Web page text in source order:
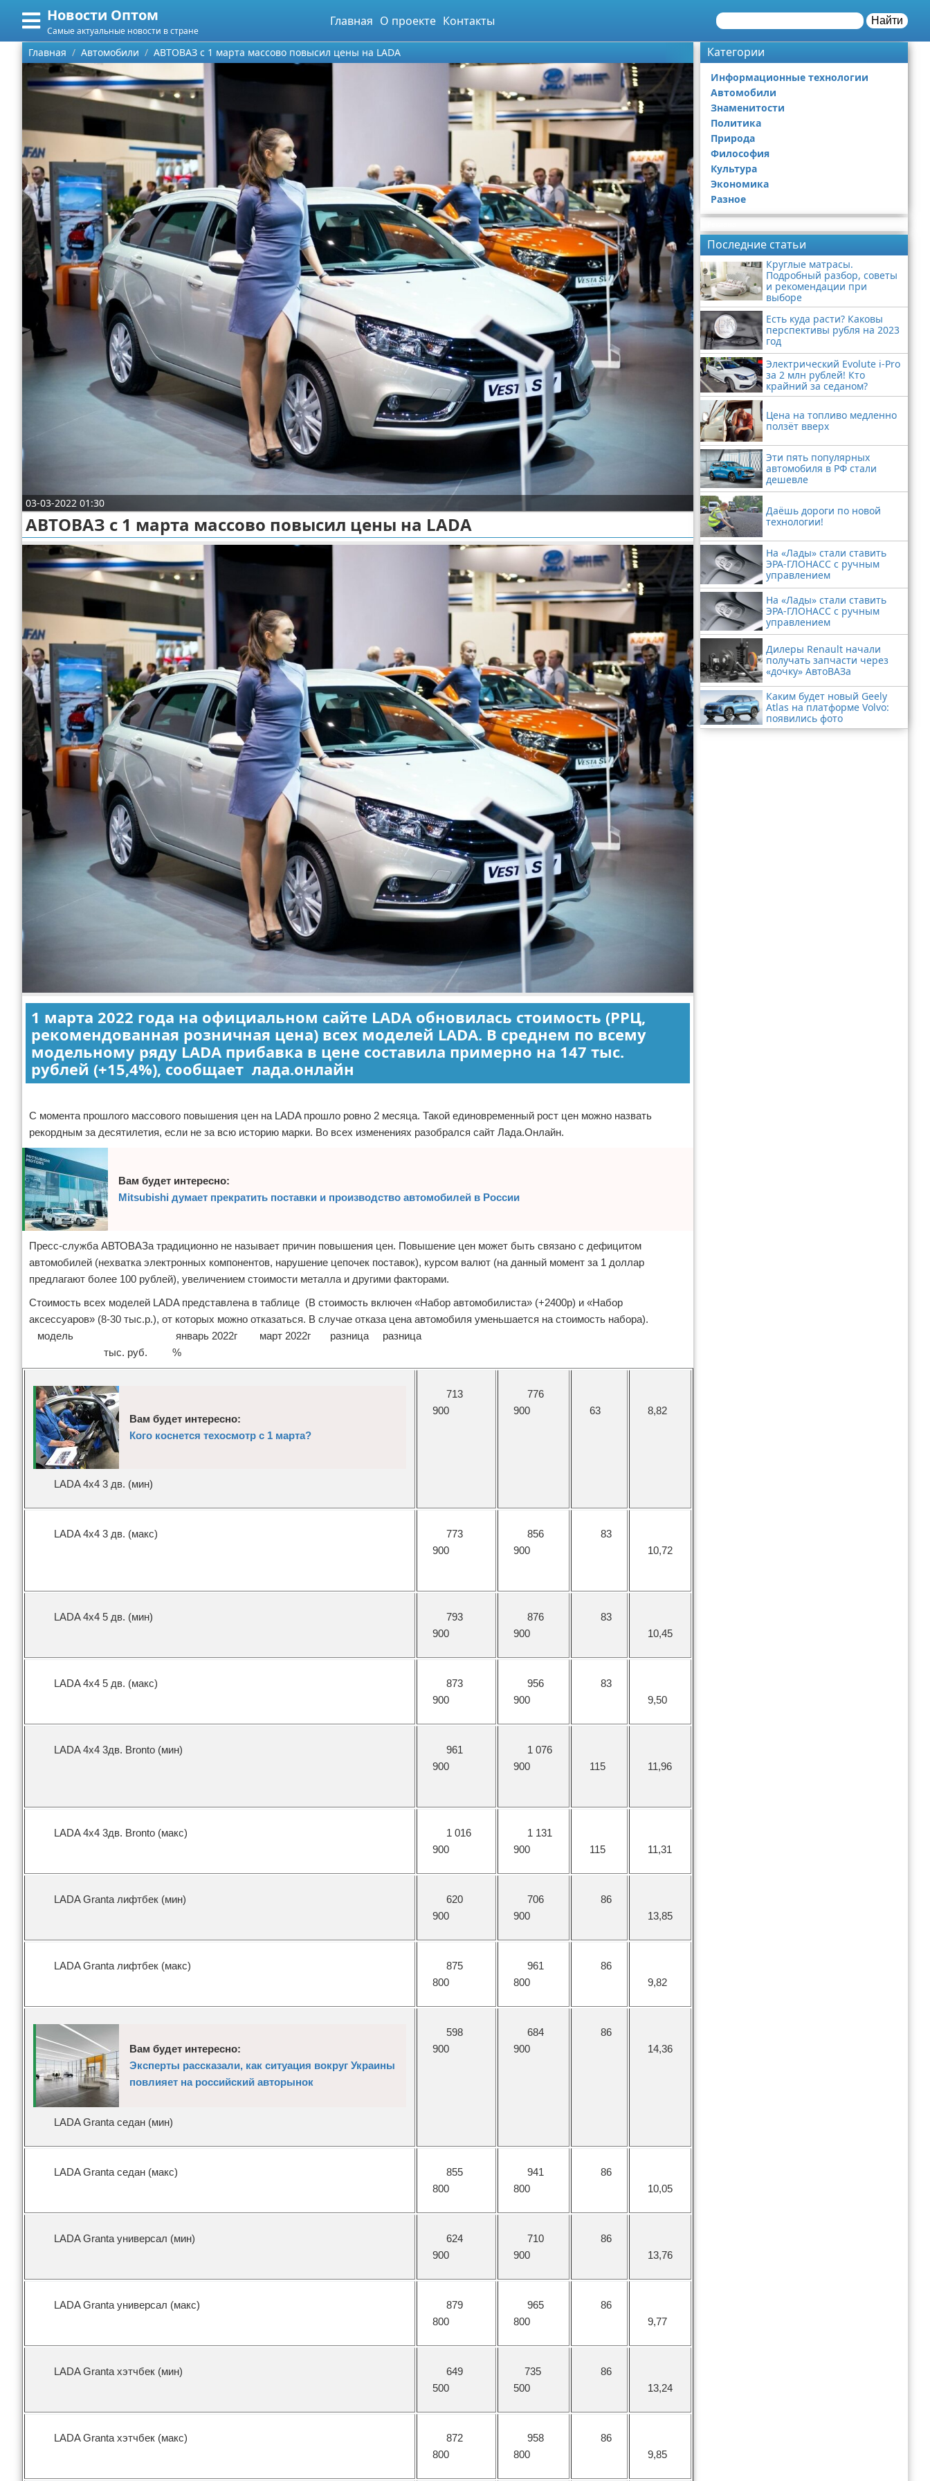
Новости Оптом
Самые актуальные новости в стране
Главная О проекте Контакты Найти
Меню
Главная
Категории
Информационные технологии
Автомобили
Знаменитости
Политика
Природа
Философия
Культура
Экономика
Разное
Контакты
Сотрудничество
Размещение рекламы
Для правообладателей
Условия предоставления информации
Отказ от ответственности
Главная Автомобили АВТОВАЗ с 1 марта массово повысил цены на LADA
03-03-2022 01:30
АВТОВАЗ с 1 марта массово повысил цены на LADA
1 марта 2022 года на официальном сайте LADA обновилась стоимость (РРЦ,
рекомендованная розничная цена) всех моделей LADA. В среднем по всему
модельному ряду LADA прибавка в цене составила примерно на 147 тыс.
рублей (+15,4%), сообщает лада.онлайн
С момента прошлого массового повышения цен на LADA прошло ровно 2 месяца. Такой единовременный рост цен можно назвать
рекордным за десятилетия, если не за всю историю марки. Во всех изменениях разобрался сайт Лада.Онлайн.
Вам будет интересно:
Mitsubishi думает прекратить поставки и производство автомобилей в России
Пресс-служба АВТОВАЗа традиционно не называет причин повышения цен. Повышение цен может быть связано с дефицитом
автомобилей (нехватка электронных компонентов, нарушение цепочек поставок), курсом валют (на данный момент за 1 доллар
предлагают более 100 рублей), увеличением стоимости металла и другими факторами.
Стоимость всех моделей LADA представлена в таблице (В стоимость включен «Набор автомобилиста» (+2400р) и «Набор
аксессуаров» (8-30 тыс.р.), от которых можно отказаться. В случае отказа цена автомобиля уменьшается на стоимость набора).
модель январь 2022г март 2022г разница разница
тыс. руб. %
Вам будет интересно:
Кого коснется техосмотр с 1 марта?
LADA 4x4 3 дв. (мин)
713
900
776
900
63 8,82
LADA 4x4 3 дв. (макс)
773
900
856
900
83
10,72
LADA 4x4 5 дв. (мин)
793
900
876
900
83
10,45
LADA 4x4 5 дв. (макс)
873
900
956
900
83
9,50
LADA 4x4 3дв. Bronto (мин)
961
900
1 076
900
115 11,96
LADA 4x4 3дв. Bronto (макс)
1 016
900
1 131
900
115 11,31
LADA Granta лифтбек (мин)
620
900
706
900
86
13,85
LADA Granta лифтбек (макс)
875
800
961
800
86
9,82
Вам будет интересно:
Эксперты рассказали, как ситуация вокруг Украины
повлияет на российский авторынок
LADA Granta седан (мин)
598
900
684
900
86
14,36
LADA Granta седан (макс)
855
800
941
800
86
10,05
LADA Granta универсал (мин)
624
900
710
900
86
13,76
LADA Granta универсал (макс)
879
800
965
800
86
9,77
LADA Granta хэтчбек (мин)
649
500
735
500
86
13,24
LADA Granta хэтчбек (макс)
872
800
958
800
86
9,85
Категории
Информационные технологии
Автомобили
Знаменитости
Политика
Природа
Философия
Культура
Экономика
Разное
Последние статьи
Круглые матрасы.
Подробный разбор, советы
и рекомендации при
выборе
Есть куда расти? Каковы
перспективы рубля на 2023
год
Электрический Evolute i-Pro
за 2 млн рублей! Кто
крайний за седаном?
Цена на топливо медленно
ползёт вверх
Эти пять популярных
автомобиля в РФ стали
дешевле
Даёшь дороги по новой
технологии!
На «Лады» стали ставить
ЭРА-ГЛОНАСС с ручным
управлением
На «Лады» стали ставить
ЭРА-ГЛОНАСС с ручным
управлением
Дилеры Renault начали
получать запчасти через
«дочку» АвтоВАЗа
Каким будет новый Geely
Atlas на платформе Volvo:
появились фото